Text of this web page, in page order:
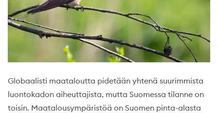
Globaalisti maataloutta pidetään yhtenä suurimmista
luontokadon aiheuttajista, mutta Suomessa tilanne on
toisin. Maatalousympäristöä on Suomen pinta-alasta